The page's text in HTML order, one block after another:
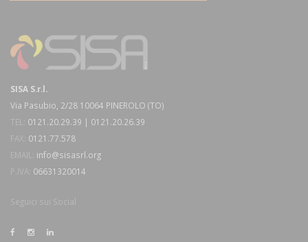
SISA S.r.l.
Via Pasubio, 2/28 10064 PINEROLO (TO)
TEL: 0121.20.29.39 | 0121.20.26.39
FAX: 0121.77.578
EMAIL: info@sisasrl.org
P.IVA: 06631320014
Seguici sui Social